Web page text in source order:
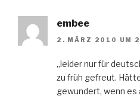
embee
2. MÄRZ 2010 UM
„leider nur für
zu früh gefreut.
gewundert, wenn es